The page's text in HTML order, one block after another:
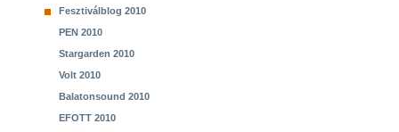
Fesztiválblog 2010
PEN 2010
Stargarden 2010
Volt 2010
Balatonsound 2010
EFOTT 2010